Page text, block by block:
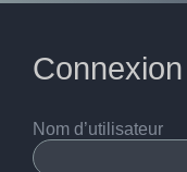
Connexion
Nom d’utilisateur